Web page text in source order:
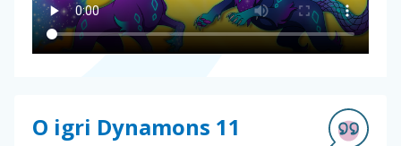
O igri Dynamons 11